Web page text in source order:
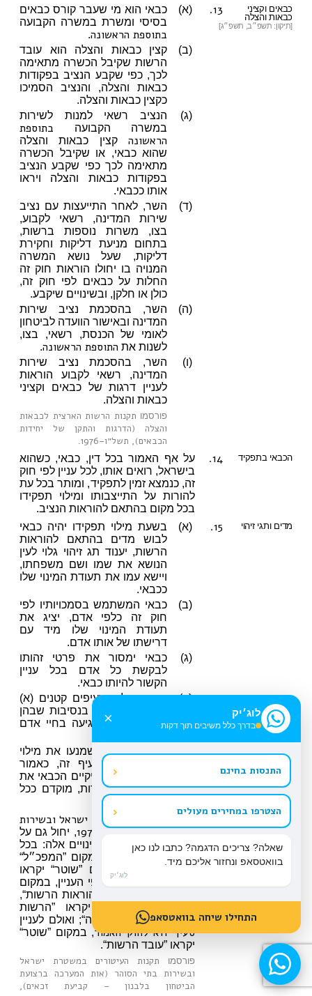
13.
כבאים וקציני
כבאות והצלה
[תיקון: תשפ״ב, תשפ״ג]
(א)
כבאי הוא מי שעבר קורס כבאים
בסיסי ומשרת במשרה הקבועה
בתוספת הראשונה.
(ב)
קצין כבאות והצלה הוא עובד
הרשות שקיבל הכשרה מתאימה
לכך, כפי שקבע הנציב בפקודות
כבאות והצלה, והנציב הסמיכו
כקצין כבאות והצלה.
(ג)
הנציב רשאי למנות לשירות
במשרה הקבועה בתוספת
הראשונה קצין כבאות והצלה
שהוא כבאי, או שקיבל הכשרה
מתאימה לכך כפי שקבע הנציב
בפקודות כבאות והצלה ויראו
אותו ככבאי.
(ד)
השר, לאחר התייעצות עם נציב
שירות המדינה, רשאי לקבוע,
בצו, משרות נוספות ברשות,
בתחום מניעת דליקות וחקירת
דליקות, שעל נושא המשרה
המנויה בו יחולו הוראות חוק זה
החלות על כבאים לפי חוק זה,
כולן או חלקן, ובשינויים שיקבע.
(ה)
השר, בהסכמת נציב שירות
המדינה ובאישור הוועדה לביטחון
לאומי של הכנסת, רשאי, בצו,
לשנות את התוספת הראשונה.
(ו)
השר, בהסכמת נציב שירות
המדינה, רשאי לקבוע הוראות
לעניין דרגות של כבאים וקציני
כבאות והצלה.
פורסמו תקנות הרשות הארצית לכבאות
והצלה (הדרגות והתקן של יחידות
הכבאים), תשל״ו–1976
14. הכבאי בתפקיד
על אף האמור בכל דין, כבאי, כשהוא
בישראל, רואים אותו, לכל עניין לפי חוק
זה, כנמצא זמין לתפקיד, ומותר בכל עת
להורות על התייצבותו ומילוי תפקידו
בכל מקום בהתאם להוראות הנציב.
15. מדים ותגי זיהוי (א)
בשעת מילוי תפקידו יהיה כבאי
לבוש מדים בהתאם להוראות
הרשות, יענוד תג זיהוי גלוי לעין
הנושא את שמו ושם משפחתו,
ויישא עמו את תעודת המינוי שלו
ככבאי.
(ב)
כבאי המשתמש בסמכויותיו לפי
חוק זה כלפי אדם, יציג את
תעודת המינוי שלו מיד עם
דרישתו של אותו אדם.
(ג)
כבאי ימסור את פרטי זהותו
לבקשת כל אדם בכל עניין
הקשור להיותו כבאי.
(ד)
החובות לפי סעיפים קטנים (א)
עד (ג) לא יחולו בנסיבות שבהן
קיימת סכנה לפגיעה בחיי אדם
(ה)
חלפו הנסיבות שמנעו את מילוי
החובות לפי סעיף זה, כאמור
בסעיף קטן (ד), יקיים הכבאי את
ההוראות האמורות, מוקדם ככל
16. עיטורים
תשע״ז־2]
חוק העיטורים במשטרת ישראל ובשירות
בתי הסוהר, התשל״ב–1972
, יחול גם על
כבאים ומתנדבים, בשינויים אלה: בכל
מקום
בחוק האמור
, במקום ”המפכ״ל“
יקראו ”הנציב“, במקום ”שוטר“ יקראו
”כבאי“ או ”מתנדב“ לפי העניין, במקום
”פקודות קבע“ יקראו ”הוראות הרשות“,
ובמקום ”המשטרה“ יקראו ”הרשות
הארצית לכבאות והצלה“; ואולם לעניין
סעיף 11א לחוק האמור
, במקום ”שוטר“
יקראו ”עובד הרשות“.
פורסמו תקנות העיטורים במשטרת ישראל
ובשירות בתי הסוהר (אות המערכה ברצועת
הביטחון בלבנון – קביעת זכאים),
לוג׳יק
בדרך כלל משיבים תוך דקות ×
התנסות בחינם ‹
הצטרפו במחירים מעולים ‹
שאלה? צריכים הדגמה? כתבו לנו כאן
בוואטסאפ ונחזור אליכם מיד.
לוג׳יק
התחילו שיחה בוואטסאפ